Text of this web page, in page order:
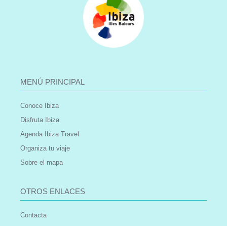
MENÚ PRINCIPAL
Conoce Ibiza
Disfruta Ibiza
Agenda Ibiza Travel
Organiza tu viaje
Sobre el mapa
OTROS ENLACES
Contacta